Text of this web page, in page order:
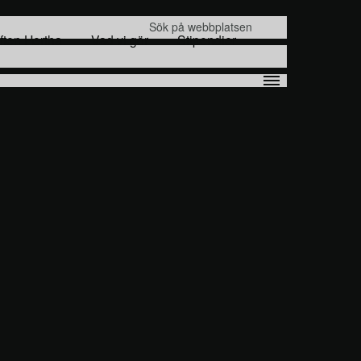
Sök
efter:
Hertha Vad vi gör
Stipendier